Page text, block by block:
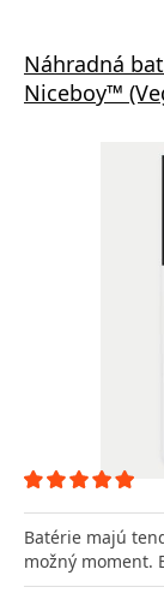
Náhradná
Niceboy™
Batérie majú
možný moment.